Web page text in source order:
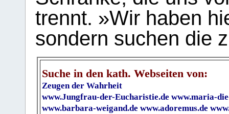
trennt. »Wir haben
sondern suchen die
Suche in den kath. Webseiten von:
Zeugen der Wahrheit
www.Jungfrau-der-Eucharistie.de www.maria-
www.barbara-weigand.de www.adoremus.de